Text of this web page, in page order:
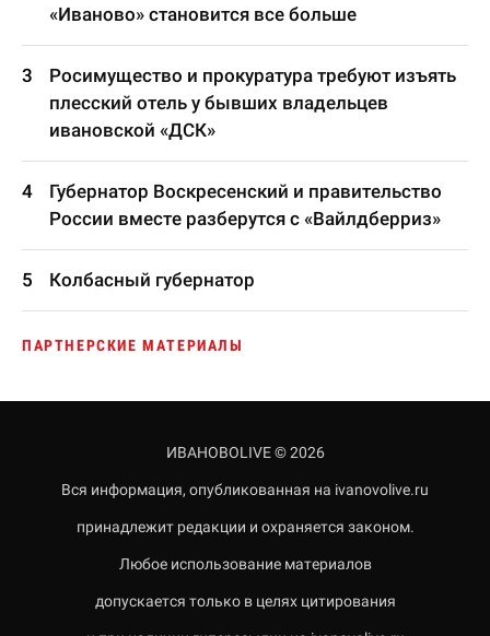
«Иваново» становится все больше
Росимущество и прокуратура требуют изъять
плесский отель у бывших владельцев
ивановской «ДСК»
Губернатор Воскресенский и правительство
России вместе разберутся с «Вайлдберриз»
Колбасный губернатор
ПАРТНЕРСКИЕ МАТЕРИАЛЫ
ИВАНОВОLIVE © 2026
Вся информация, опубликованная на ivanovolive.ru
принадлежит редакции и охраняется законом.
Любое использование материалов
допускается только в целях цитирования